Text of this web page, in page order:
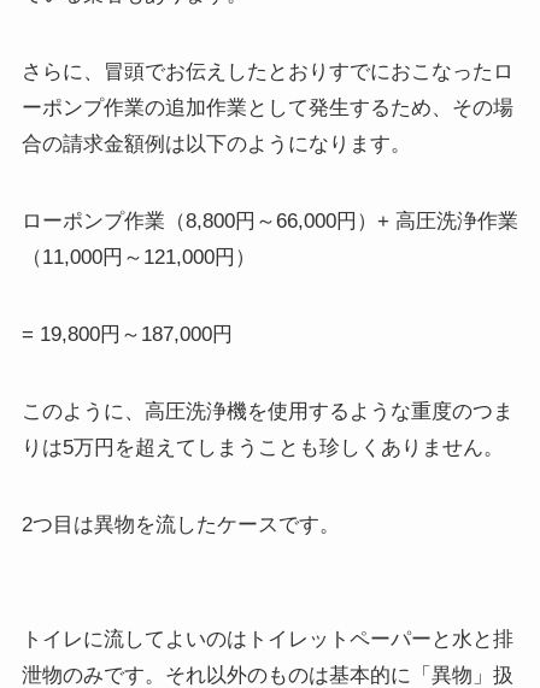
さらに、冒頭でお伝えしたとおりすでにおこなったロ
ーポンプ作業の追加作業として発生するため、その場
合の請求金額例は以下のようになります。
ローポンプ作業（8,800円～66,000円）+ 高圧洗浄作業
（11,000円～121,000円）
= 19,800円～187,000円
このように、高圧洗浄機を使用するような重度のつま
りは5万円を超えてしまうことも珍しくありません。
2つ目は異物を流したケースです。
トイレに流してよいのはトイレットペーパーと水と排
泄物のみです。それ以外のものは基本的に「異物」扱